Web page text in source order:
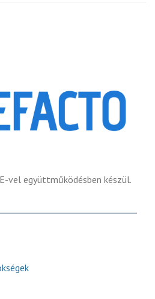
vel együttműködésben készül.